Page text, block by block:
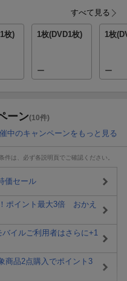
すべて見る
枚) 1枚(DVD1枚)
ー
1枚
ー
ーン(10件)
中のキャンペーンをもっと見る
は、必ず各説明頁でご確認ください。
価セール
ポイント最大3倍 おかえ
イルご利用者はさらに+1
商品2点購入でポイント3